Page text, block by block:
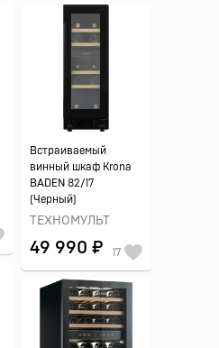
Встраиваемый
винный шкаф Krona
BADEN 82/17
(Черный)
ТЕХНОМУЛЬТ
49 990 ₽ 17